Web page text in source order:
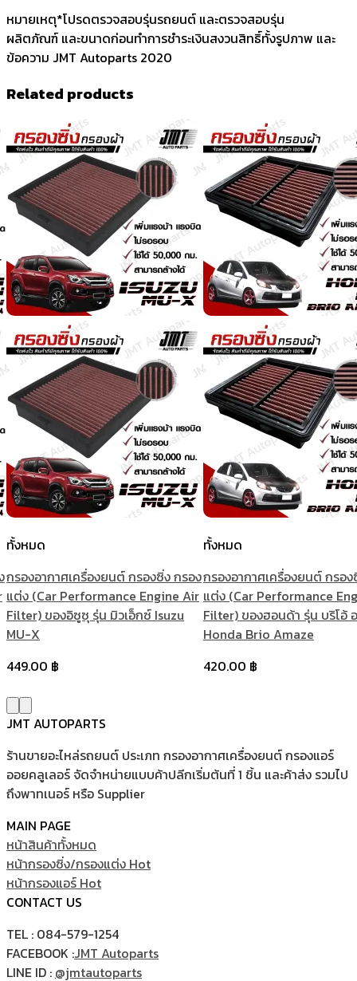
หมายเหตุ*โปรดตรวจสอบรุ่นรถยนต์ และตรวจสอบรุ่น
ผลิตภัณฑ์ และขนาดก่อนทำการชำระเงินสงวนสิทธิ์ทั้งรูปภาพ และ
ข้อความ JMT Autoparts 2020
Related products
ทั้งหมด
กรองอากาศเครื่องยนต์ กรองซิ่ง กรอง
แต่ง (Car Performance Engine Air
Filter) ของอิซูซุ รุ่น มิวเอ็กซ์ Isuzu
MU-X
449.00 ฿
ทั้งหมด
กรองอากาศเครื่องยนต์ กรอ
แต่ง (Car Performance
Filter) ของฮอนด้า รุ่น บริโอ้
Honda Brio Amaze
420.00 ฿
JMT AUTOPARTS
ร้านขายอะไหล่รถยนต์ ประเภท กรองอากาศเครื่องยนต์ กรองแอร์
ออยคลูเลอร์ จัดจำหน่ายแบบค้าปลีกเริ่มต้นที่ 1 ชิ้น และค้าส่ง รวมไป
ถึงพาทเนอร์ หรือ Supplier
MAIN PAGE
หน้าสินค้าทั้งหมด
หน้ากรองซิ่ง/กรองแต่ง
หน้ากรองแอร์
CONTACT US
TEL : 084-579-1254
FACEBOOK :JMT Autoparts
LINE ID : @jmtautoparts